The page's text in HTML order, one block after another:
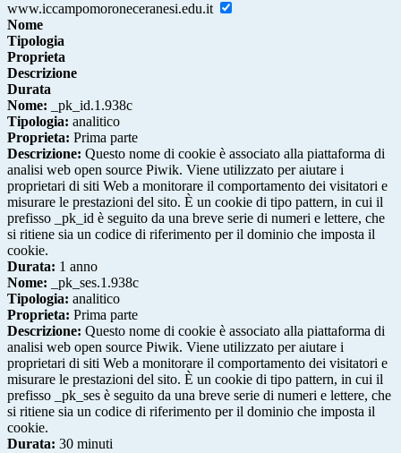
www.iccampomoroneceranesi.edu.it
Nome
Tipologia
Proprieta
Descrizione
Durata
Nome: _pk_id.1.938c
Tipologia: analitico
Proprieta: Prima parte
Descrizione: Questo nome di cookie è associato alla piattaforma di
analisi web open source Piwik. Viene utilizzato per aiutare i
proprietari di siti Web a monitorare il comportamento dei visitatori e
misurare le prestazioni del sito. È un cookie di tipo pattern, in cui il
prefisso _pk_id è seguito da una breve serie di numeri e lettere, che
si ritiene sia un codice di riferimento per il dominio che imposta il
cookie.
Durata: 1 anno
Nome: _pk_ses.1.938c
Tipologia: analitico
Proprieta: Prima parte
Descrizione: Questo nome di cookie è associato alla piattaforma di
analisi web open source Piwik. Viene utilizzato per aiutare i
proprietari di siti Web a monitorare il comportamento dei visitatori e
misurare le prestazioni del sito. È un cookie di tipo pattern, in cui il
prefisso _pk_ses è seguito da una breve serie di numeri e lettere, che
si ritiene sia un codice di riferimento per il dominio che imposta il
cookie.
Durata: 30 minuti